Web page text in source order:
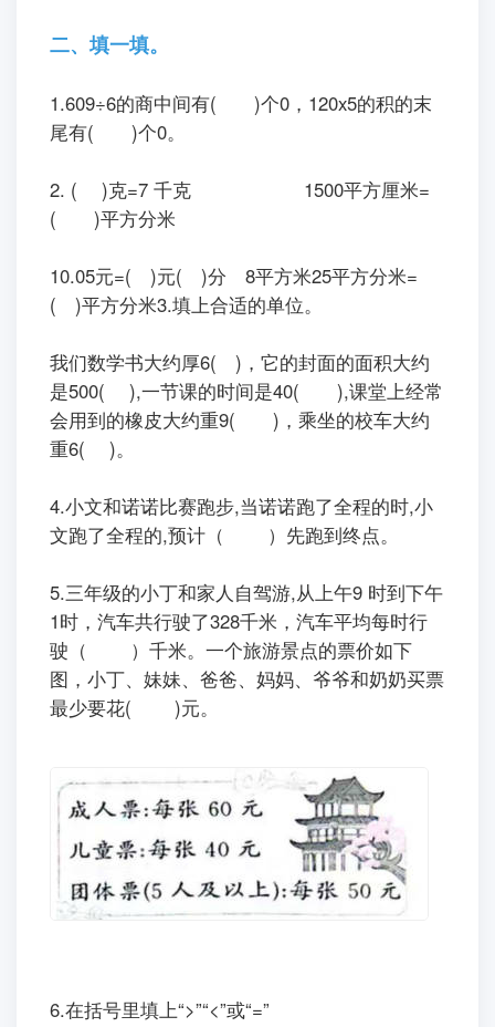
二、填一填。
1.609÷6的商中间有(
)个0，120x5的积的末
尾有(
)个0。
2. ( )克=7 千克
1500平方厘米=
(
)平方分米
10.05元=( )元( )分 8平方米25平方分米=
(
)平方分米3.填上合适的单位。
我们数学书大约厚6(
)，它的封面的面积大约
是500( ),一节课的时间是40(
),课堂上经常
会用到的橡皮大约重9(
)，乘坐的校车大约
重6( )。
4.小文和诺诺比赛跑步,当诺诺跑了全程的时,小
文跑了全程的,预计（ ）先跑到终点。
5.三年级的小丁和家人自驾游,从上午9 时到下午
1时，汽车共行驶了328千米，汽车平均每时行
驶（ ）千米。一个旅游景点的票价如下
图，小丁、妹妹、爸爸、妈妈、爷爷和奶奶买票
最少要花( )元。
6.在括号里填上“>”“<”或“=”